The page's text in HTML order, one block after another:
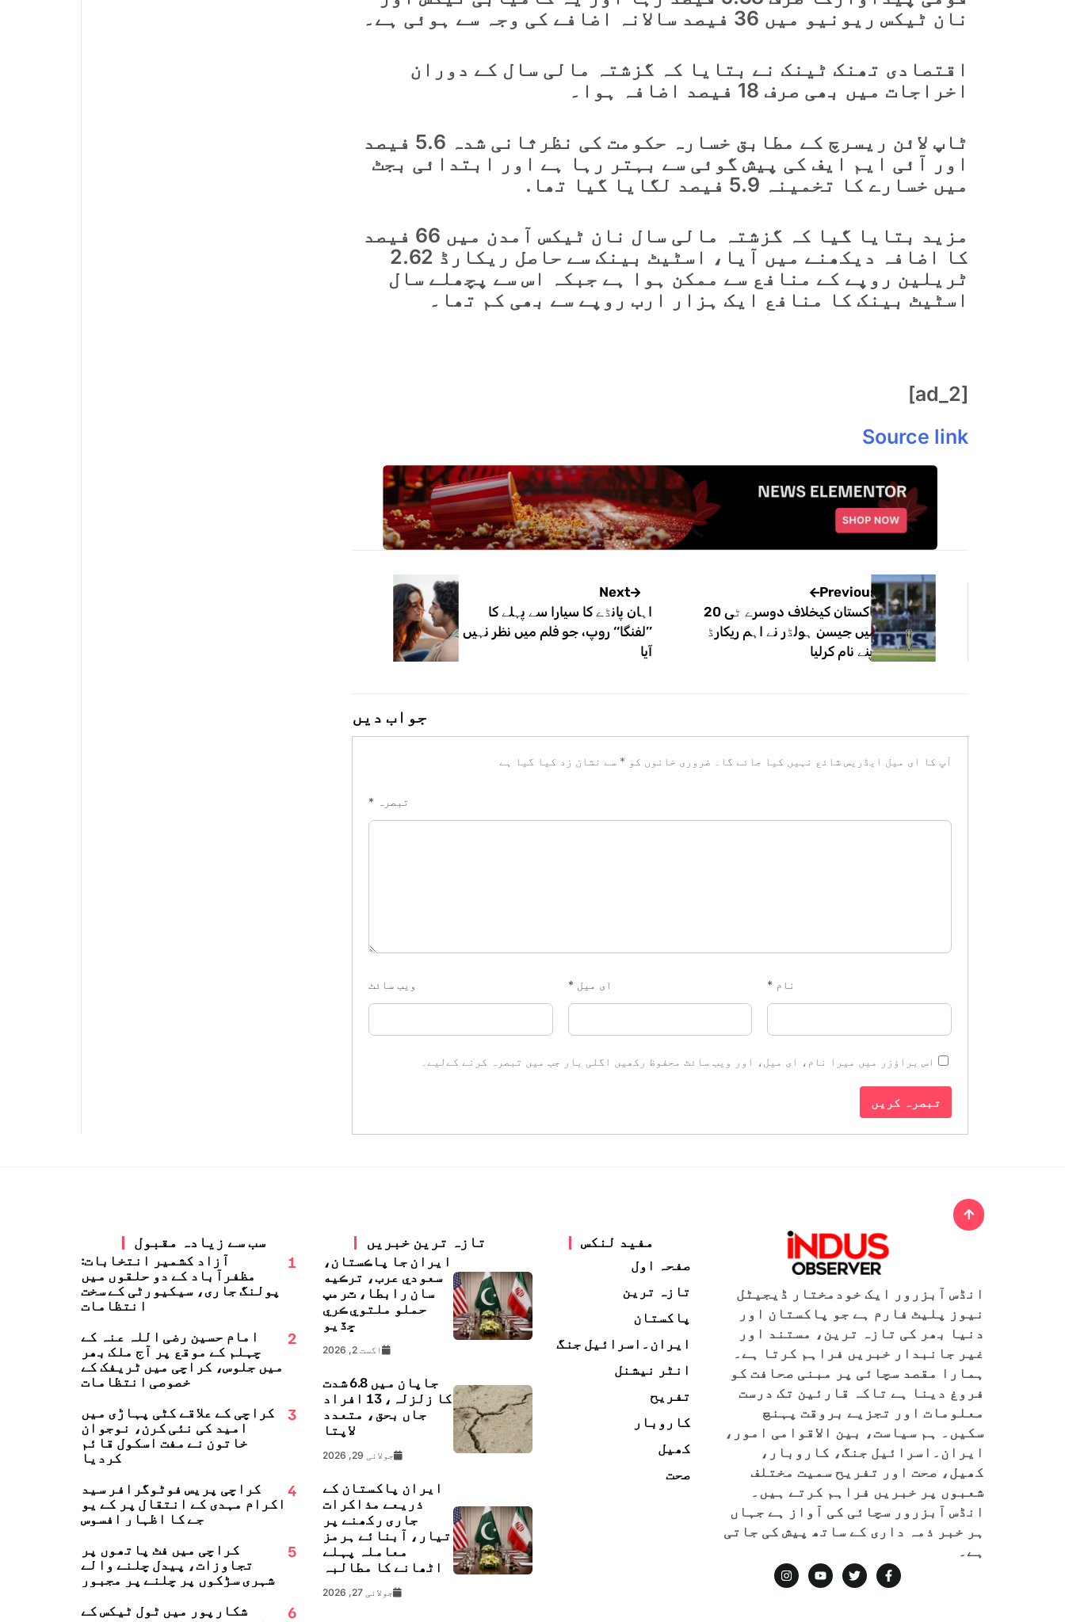
نان ٹیکس ریونیو میں 36 فیصد سالانہ اضافے کی وجہ سے ہوئی ہے۔
اقتصادی تھنک ٹینک نے بتایا کہ گزشتہ مالی سال کے دوران
اخراجات میں بھی صرف 18 فیصد اضافہ ہوا۔
ٹاپ لائن ریسرچ کے مطابق خسارہ حکومت کی نظرثانی شدہ 5.6 فیصد
اور آئی ایم ایف کی پیش گوئی سے بہتر رہا ہے اور ابتدائی بجٹ
میں خسارے کا تخمینہ 5.9 فیصد لگایا گیا تھا.
مزید بتایا گیا کہ گزشتہ مالی سال نان ٹیکس آمدن میں 66 فیصد
کا اضافہ دیکھنے میں آیا، اسٹیٹ بینک سے حاصل ریکارڈ 2.62
ٹریلین روپے کے منافع سے ممکن ہوا ہے جبکہ اس سے پچھلے سال
اسٹیٹ بینک کا منافع ایک ہزار ارب روپے سے بھی کم تھا۔
[ad_2]
Source link
Previous
پاکستان کیخلاف دوسرے ٹی 20
میں جیسن ہولڈر نے اہم ریکارڈ
اپنے نام کرلیا
Next
اہان پانڈے کا سیارا سے پہلے کا
’’لفنگا‘‘ روپ، جو فلم میں نظر نہیں
آیا
جواب دیں
آپ کا ای میل ایڈریس شائع نہیں کیا جائے گا۔ ضروری خانوں کو * سے نشان زد کیا گیا ہے
تبصرہ *
نام * ای میل * ویب‌ سائٹ
اس براؤزر میں میرا نام، ای میل، اور ویب سائٹ محفوظ رکھیں اگلی بار جب میں تبصرہ کرنے کےلیے۔
انڈس آبزرور ایک خودمختار ڈیجیٹل
نیوز پلیٹ فارم ہے جو پاکستان اور
دنیا بھر کی تازہ ترین، مستند اور
غیر جانبدار خبریں فراہم کرتا ہے۔
ہمارا مقصد سچائی پر مبنی صحافت کو
فروغ دینا ہے تاکہ قارئین تک درست
معلومات اور تجزیے بروقت پہنچ
سکیں۔ ہم سیاست، بین الاقوامی امور،
ایران۔اسرائیل جنگ، کاروبار،
کھیل، صحت اور تفریح سمیت مختلف
شعبوں پر خبریں فراہم کرتے ہیں۔
انڈس آبزرور سچائی کی آواز ہے جہاں
ہر خبر ذمہ داری کے ساتھ پیش کی جاتی
ہے۔
مفید لنکس
صفحہ اول
تازہ ترین
پاکستان
ایران۔اسرائیل جنگ
انٹر نیشنل
تفریح
کاروبار
کھیل
صحت
تازہ ترین خبریں
ايران جا پاڪستان،
سعودي عرب، ترڪيه
سان رابطا، ٽرمپ
حملو ملتوي ڪري
ڇڏيو
اگست 2, 2026
جاپان میں 6.8 شدت
کا زلزلہ، 13 افراد
جاں بحق، متعدد
لاپتا
جولائی 29, 2026
ایران پاکستان کے
ذریعے مذاکرات
جاری رکھنے پر
تیار، آبنائے ہرمز
معاملہ پہلے
اٹھانے کا مطالبہ
جولائی 27, 2026
سب سے زیادہ مقبول
1
آزاد کشمیر انتخابات:
مظفرآباد کے دو حلقوں میں
پولنگ جاری، سیکیورٹی کے سخت
انتظامات
2
امام حسین رضی اللہ عنہ کے
چہلم کے موقع پر آج ملک بھر
میں جلوس، کراچی میں ٹریفک کے
خصوصی انتظامات
3
کراچی کے علاقے کٹی پہاڑی میں
امید کی نئی کرن، نوجوان
خاتون نے مفت اسکول قائم
کردیا
4
کراچی پریس فوٹوگرافر سید
اکرام مہدی کے انتقال پر کے یو
جے کا اظہارِ افسوس
5
کراچی میں فٹ پاتھوں پر
تجاوزات، پیدل چلنے والے
شہری سڑکوں پر چلنے پر مجبور
6
شکارپور میں ٹول ٹیکس کے